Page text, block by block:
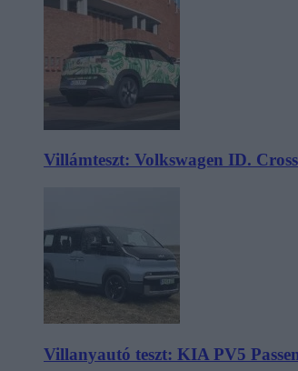
Villámteszt: Volkswagen ID.
Villanyautó teszt: KIA PV5